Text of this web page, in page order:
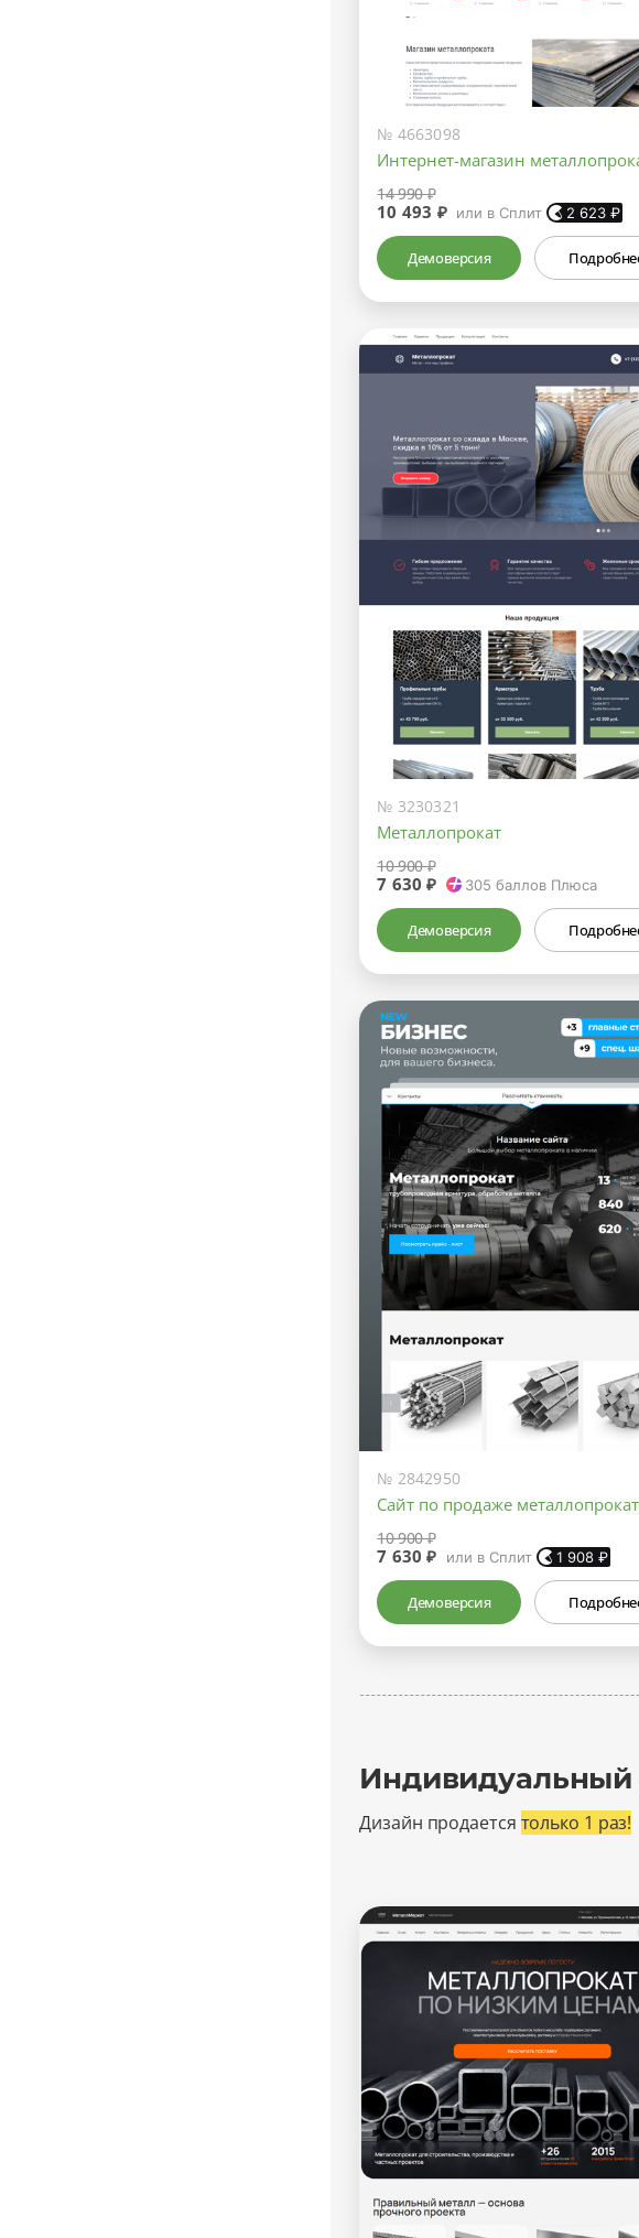
№ 4663098
Интернет-магазин
14 990 ₽
10 493 ₽ или в Сплит 2 623₽
Демоверсия
№ 3230321
Металлопрокат
10 900 ₽
7 630 ₽ 305 баллов Плюса
Демоверсия
№ 2842950
Сайт по продаже
10 900 ₽
7 630 ₽ или в Сплит 1 908₽
Демоверсия
Индивидуальный
Дизайн продается только 1 раз!